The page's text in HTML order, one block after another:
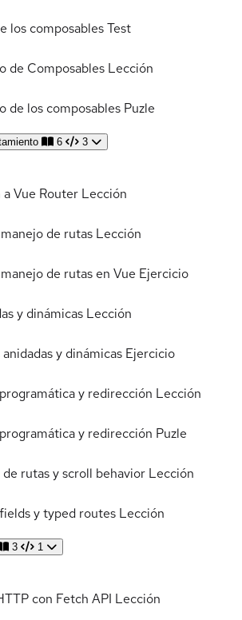
los composablesTest
de Composables Lección
de los composables Puzle
6 3
Vue Router Lección
de rutas Lección
de rutas en Vue Ejercicio
y dinámicas Lección
y dinámicas Ejercicio
y redirección Lección
y redirección Puzle
de rutas y scroll behavior Lección
y typed routes Lección
3 1
con Fetch API Lección